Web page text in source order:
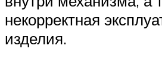
некорректная
изделия.